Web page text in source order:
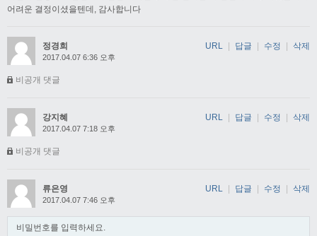
어려운 결정이셨을텐데, 감사합니다
정경희
2017.04.07 6:36 오후
비공개 댓글
URL 답글 수정 삭제
강지혜
2017.04.07 7:18 오후
비공개 댓글
URL 답글 수정 삭제
류은영
2017.04.07 7:46 오후
비밀번호를 입력하세요.
URL 답글 수정 삭제